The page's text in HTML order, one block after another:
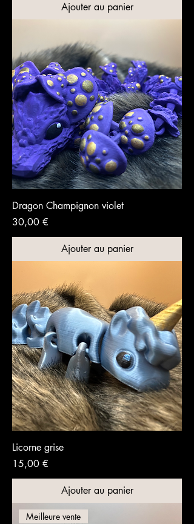
Ajouter au panier
Dragon Champignon violet
Prix
30,00 €
Ajouter au panier
Licorne grise
Prix
15,00 €
Ajouter au panier
Meilleure vente